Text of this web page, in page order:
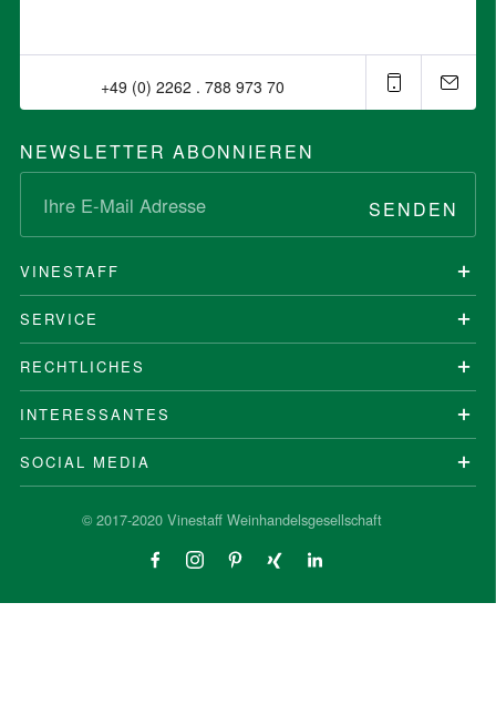
+49 (0) 2262 . 788 973 70⁠
NEWSLETTER ABONNIEREN
SENDEN
VINESTAFF
SERVICE
RECHTLICHES
INTERESSANTES
SOCIAL MEDIA
© 2017-2020 Vinestaff Weinhandelsgesellschaft